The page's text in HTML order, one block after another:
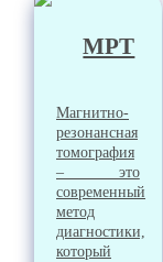
МРТ
Магнитно-
резонансная
томография
– это
современный
метод
диагностики,
который